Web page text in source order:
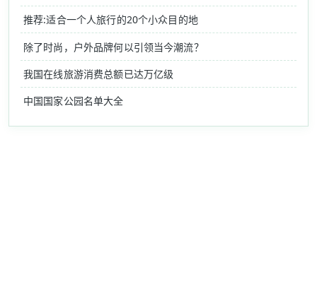
推荐:适合一个人旅行的20个小众目的地
除了时尚，户外品牌何以引领当今潮流？
我国在线旅游消费总额已达万亿级
中国国家公园名单大全